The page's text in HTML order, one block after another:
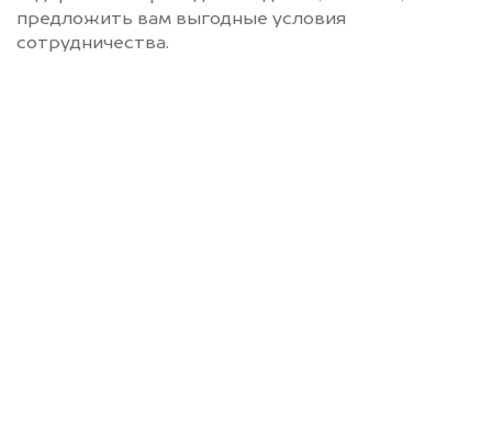
предложить вам выгодные условия
сотрудничества.